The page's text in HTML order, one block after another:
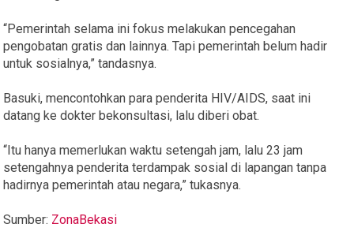
“Pemerintah selama ini fokus melakukan pencegahan
pengobatan gratis dan lainnya. Tapi pemerintah belum hadir
untuk sosialnya,” tandasnya.
Basuki, mencontohkan para penderita HIV/AIDS, saat ini
datang ke dokter bekonsultasi, lalu diberi obat.
“Itu hanya memerlukan waktu setengah jam, lalu 23 jam
setengahnya penderita terdampak sosial di lapangan tanpa
hadirnya pemerintah atau negara,” tukasnya.
Sumber: ZonaBekasi